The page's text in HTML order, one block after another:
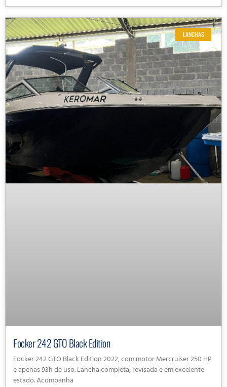
LANCHAS
Focker 242 GTO Black Edition
Focker 242 GTO Black Edition 2022, com motor Mercruiser 250 HP
e apenas 93h de uso. Lancha completa, revisada e em excelente
estado. Acompanha